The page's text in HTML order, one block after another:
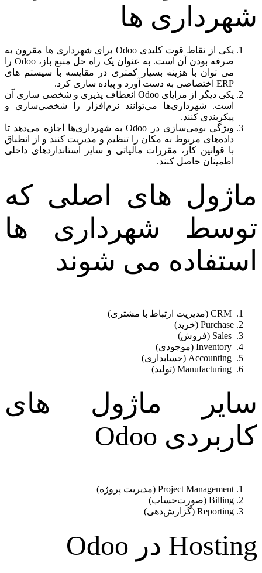
شهرداری ها
یکی از نقاط قوت کلیدی Odoo برای شهرداری ها مقرون به
صرفه بودن آن است. به عنوان یک راه حل منبع باز، Odoo را
می توان با هزینه بسیار کمتری در مقایسه با سیستم های
ERP اختصاصی به دست آورد و پیاده سازی کرد.
یکی دیگر از مزایای Odoo انعطاف پذیری و شخصی سازی آن
است. شهرداری‌ها می‌توانند نرم‌افزار را شخصی‌سازی و
پیکربندی کنند.
ویژگی بومی‌سازی در Odoo به شهرداری‌ها اجازه می‌دهد تا
داده‌های مربوط به مکان را تنظیم و مدیریت کنند و از انطباق
با قوانین کار، مقررات مالیاتی و سایر استانداردهای داخلی
اطمینان حاصل کنند.
ماژول های اصلی که
توسط شهرداری ها
استفاده می شوند
Purchase (خرید)
سایر ماژول های
کاربردی Odoo
Project Management (مدیریت پروژه)
Billing (صورت‌حساب)
Reporting (گزارش‌دهی)
Hosting در Odoo